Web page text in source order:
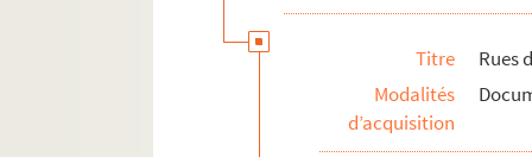
Titre
Rues
Modalités
d’acquisition